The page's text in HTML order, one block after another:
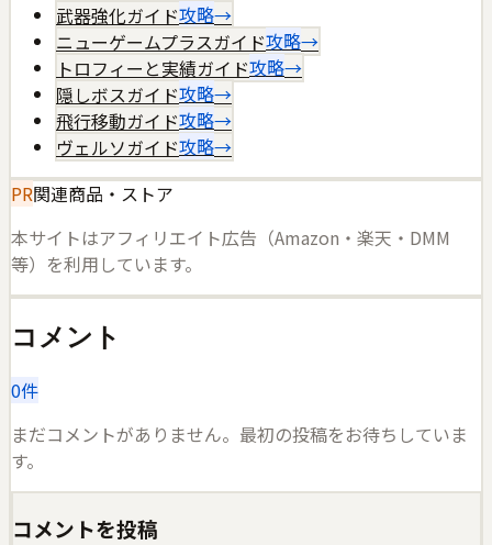
武器強化ガイド攻略→
ニューゲームプラスガイド攻略→
トロフィーと実績ガイド攻略→
隠しボスガイド攻略→
飛行移動ガイド攻略→
ヴェルソガイド攻略→
PR関連商品・ストア
本サイトはアフィリエイト広告（Amazon・楽天・DMM
等）を利用しています。
コメント
0件
まだコメントがありません。最初の投稿をお待ちしていま
す。
コメントを投稿